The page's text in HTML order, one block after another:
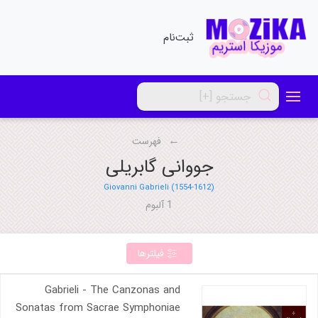
ثبت‌نام
فهرست
جووانی گابریلی
Giovanni Gabrieli (1554-1612)
فیلترها
Gabrieli - The Canzonas and
Sonatas from Sacrae Symphoniae